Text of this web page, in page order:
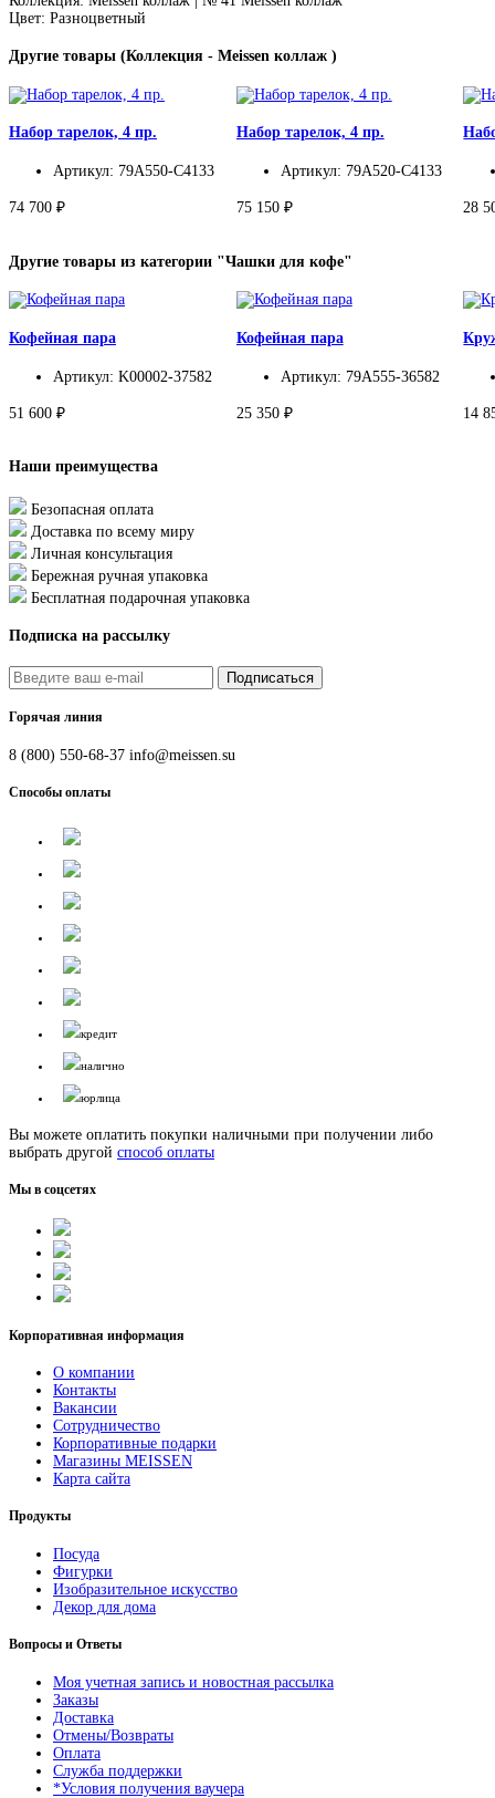
Цвет: Разноцветный
Другие товары (Коллекция - Meissen коллаж )
Набор тарелок, 4 пр.
Артикул: 79A550-C4133
74 700 ₽
Набор тарелок, 4 пр.
Артикул: 79A520-C4133
75 150 ₽ 28
Другие товары из категории "Чашки для кофе"
Кофейная пара
Артикул: K00002-37582
51 600 ₽
Кофейная пара
Артикул: 79A555-36582
25 350 ₽ 14
Наши преимущества
Безопасная оплата
Доставка по всему миру
Личная консультация
Бережная ручная упаковка
Бесплатная подарочная упаковка
Подписка на рассылку
Подписаться
Горячая линия
8 (800) 550-68-37 info@meissen.su
Способы оплаты
кредит
налично
юрлица
Вы можете оплатить покупки наличными при получении либо
выбрать другой способ оплаты
Мы в соцсетях
Корпоративная информация
О компании
Контакты
Вакансии
Сотрудничество
Корпоративные подарки
Магазины MEISSEN
Карта сайта
Продукты
Посуда
Фигурки
Изобразительное искусство
Декор для дома
Вопросы и Ответы
Моя учетная запись и новостная рассылка
Заказы
Доставка
Отмены/Возвраты
Оплата
Служба поддержки
*Условия получения ваучера